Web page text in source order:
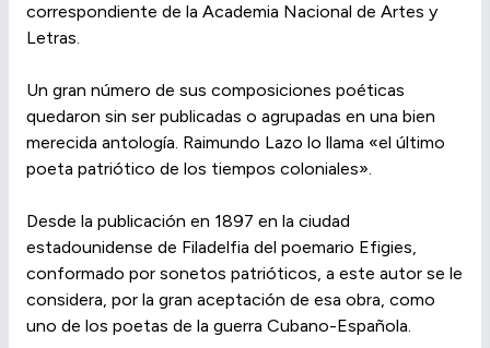
correspondiente de la Academia Nacional de Artes y
Letras.
Un gran número de sus composiciones poéticas
quedaron sin ser publicadas o agrupadas en una bien
merecida antología. Raimundo Lazo lo llama «el último
poeta patriótico de los tiempos coloniales».
Desde la publicación en 1897 en la ciudad
estadounidense de Filadelfia del poemario Efigies,
conformado por sonetos patrióticos, a este autor se le
considera, por la gran aceptación de esa obra, como
uno de los poetas de la guerra Cubano-Española.